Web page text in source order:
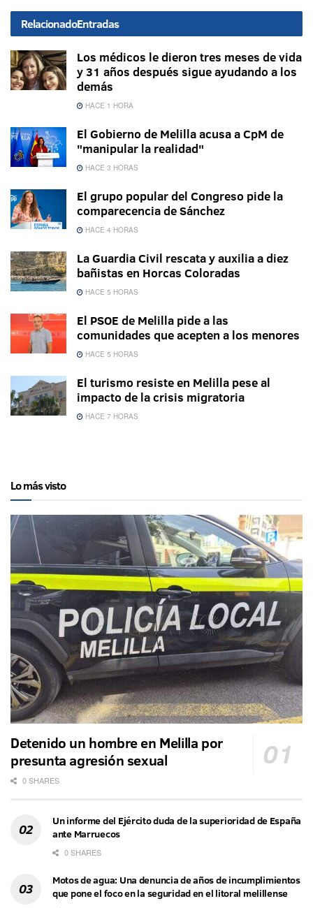
RelacionadoEntradas
Los médicos le dieron tres meses de vida
y 31 años después sigue ayudando a los
demás
HACE 1 HORA
El Gobierno de Melilla acusa a CpM de
"manipular la realidad"
HACE 3 HORAS
El grupo popular del Congreso pide la
comparecencia de Sánchez
HACE 4 HORAS
La Guardia Civil rescata y auxilia a diez
bañistas en Horcas Coloradas
HACE 5 HORAS
El PSOE de Melilla pide a las
comunidades que acepten a los menores
HACE 5 HORAS
El turismo resiste en Melilla pese al
impacto de la crisis migratoria
HACE 7 HORAS
Lo más visto
Detenido un hombre en Melilla por
presunta agresión sexual
0 SHARES
Un informe del Ejército duda de la superioridad de España
ante Marruecos
0 SHARES
Motos de agua: Una denuncia de años de incumplimientos
que pone el foco en la seguridad en el litoral melillense